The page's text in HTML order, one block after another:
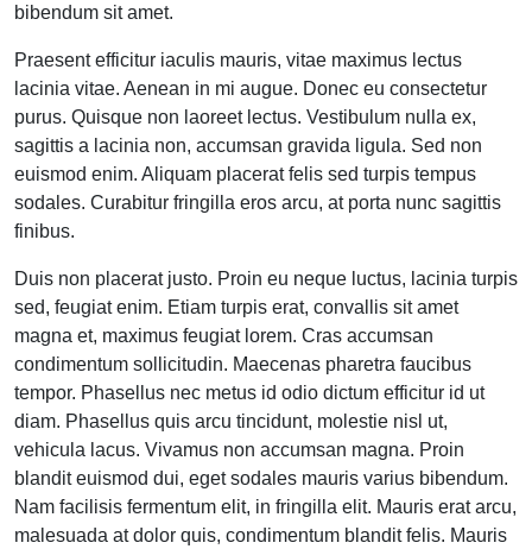
bibendum sit amet.
Praesent efficitur iaculis mauris, vitae maximus lectus
lacinia vitae. Aenean in mi augue. Donec eu consectetur
purus. Quisque non laoreet lectus. Vestibulum nulla ex,
sagittis a lacinia non, accumsan gravida ligula. Sed non
euismod enim. Aliquam placerat felis sed turpis tempus
sodales. Curabitur fringilla eros arcu, at porta nunc sagittis
finibus.
Duis non placerat justo. Proin eu neque luctus, lacinia turpis
sed, feugiat enim. Etiam turpis erat, convallis sit amet
magna et, maximus feugiat lorem. Cras accumsan
condimentum sollicitudin. Maecenas pharetra faucibus
tempor. Phasellus nec metus id odio dictum efficitur id ut
diam. Phasellus quis arcu tincidunt, molestie nisl ut,
vehicula lacus. Vivamus non accumsan magna. Proin
blandit euismod dui, eget sodales mauris varius bibendum.
Nam facilisis fermentum elit, in fringilla elit. Mauris erat arcu,
malesuada at dolor quis, condimentum blandit felis. Mauris